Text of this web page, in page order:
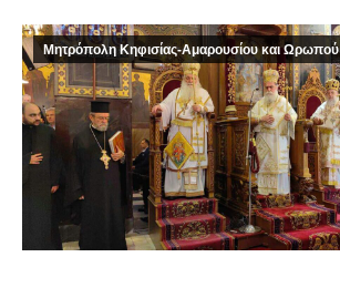
Μητρόπολη Κηφισίας-Αμαρουσίου και Ωρωπού